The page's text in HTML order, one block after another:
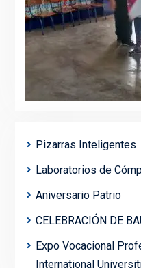
Pizarras Inteligentes
Laboratorios de
Aniversario Patrio
CELEBRACIÓN DE
Expo Vocacional
International